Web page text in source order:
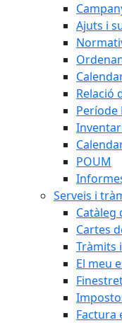
Ajuts i
Relació
Període
POUM
Serveis i
Catàleg
Cartes
Tràmits
El meu
Factura